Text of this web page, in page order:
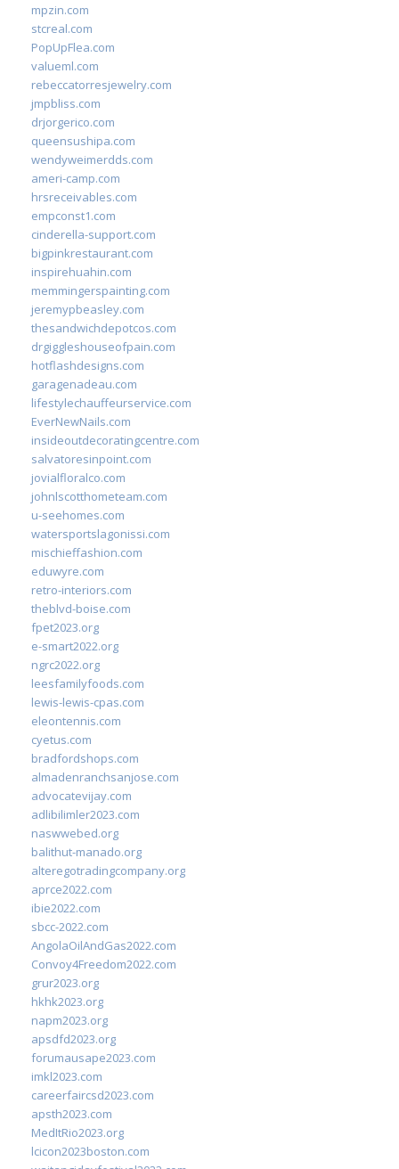
mpzin.com
stcreal.com
PopUpFlea.com
valueml.com
rebeccatorresjewelry.com
jmpbliss.com
drjorgerico.com
queensushipa.com
wendyweimerdds.com
ameri-camp.com
hrsreceivables.com
empconst1.com
cinderella-support.com
bigpinkrestaurant.com
inspirehuahin.com
memmingerspainting.com
jeremypbeasley.com
thesandwichdepotcos.com
drgiggleshouseofpain.com
hotflashdesigns.com
garagenadeau.com
lifestylechauffeurservice.com
EverNewNails.com
insideoutdecoratingcentre.com
salvatoresinpoint.com
jovialfloralco.com
johnlscotthometeam.com
u-seehomes.com
watersportslagonissi.com
mischieffashion.com
eduwyre.com
retro-interiors.com
theblvd-boise.com
fpet2023.org
e-smart2022.org
ngrc2022.org
leesfamilyfoods.com
lewis-lewis-cpas.com
eleontennis.com
cyetus.com
bradfordshops.com
almadenranchsanjose.com
advocatevijay.com
adlibilimler2023.com
naswwebed.org
balithut-manado.org
alteregotradingcompany.org
aprce2022.com
ibie2022.com
sbcc-2022.com
AngolaOilAndGas2022.com
Convoy4Freedom2022.com
grur2023.org
hkhk2023.org
napm2023.org
apsdfd2023.org
forumausape2023.com
imkl2023.com
careerfaircsd2023.com
apsth2023.com
MedItRio2023.org
lcicon2023boston.com